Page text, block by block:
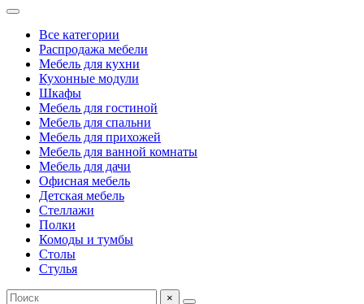
Все категории
Распродажа мебели
Мебель для кухни
Кухонные модули
Шкафы
Мебель для гостиной
Мебель для спальни
Мебель для прихожей
Мебель для ванной комнаты
Мебель для дачи
Офисная мебель
Детская мебель
Стеллажи
Полки
Комоды и тумбы
Столы
Стулья
×